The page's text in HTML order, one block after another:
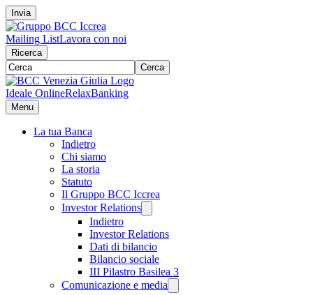
Invia
Mailing ListLavora con noi
Ricerca
Cerca
Ideale OnlineRelaxBanking
Menu
La tua Banca
Indietro
Chi siamo
La storia
Statuto
Il Gruppo BCC Iccrea
Investor Relations
Indietro
Investor Relations
Dati di bilancio
Bilancio sociale
III Pilastro Basilea 3
Comunicazione e media